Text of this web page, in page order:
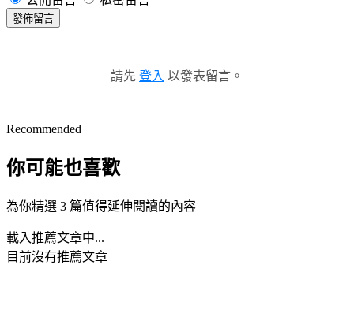
發佈留言
請先 登入 以發表留言。
Recommended
你可能也喜歡
為你精選 3 篇值得延伸閱讀的內容
載入推薦文章中...
目前沒有推薦文章